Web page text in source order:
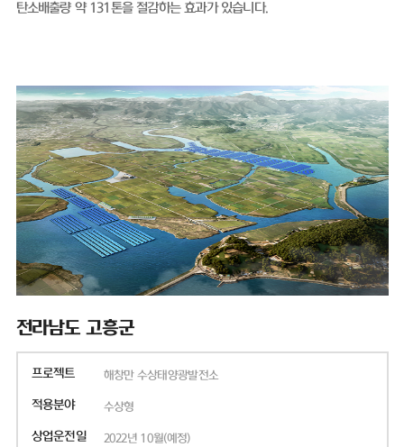
탄소배출량 약 131톤을 절감하는 효과가 있습니다.
전라남도 고흥군
프로젝트 해창만 수상태양광발전소
적용분야 수상형
상업운전일 2022년 10월(예정)